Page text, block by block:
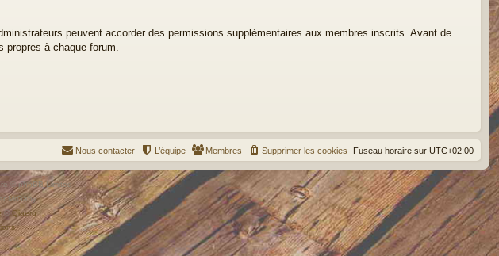
peuvent accorder des permissions supplémentaires aux membres inscrits. Avant de
à chaque forum.
Fuseau horaire sur UTC+02:00
Supprimer les cookies
Membres
L’équipe
Nous contacter
© phpBB Limited
MrGaby
©Qiaeru